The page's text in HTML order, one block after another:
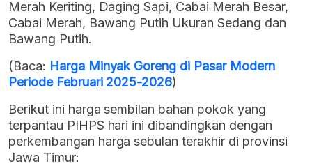
Merah Keriting, Daging Sapi, Cabai Merah Besar,
Cabai Merah, Bawang Putih Ukuran Sedang dan
Bawang Putih.
(Baca: Harga Minyak Goreng di Pasar Modern
Periode Februari 2025-2026)
Berikut ini harga sembilan bahan pokok yang
terpantau PIHPS hari ini dibandingkan dengan
perkembangan harga sebulan terakhir di provinsi
Jawa Timur: